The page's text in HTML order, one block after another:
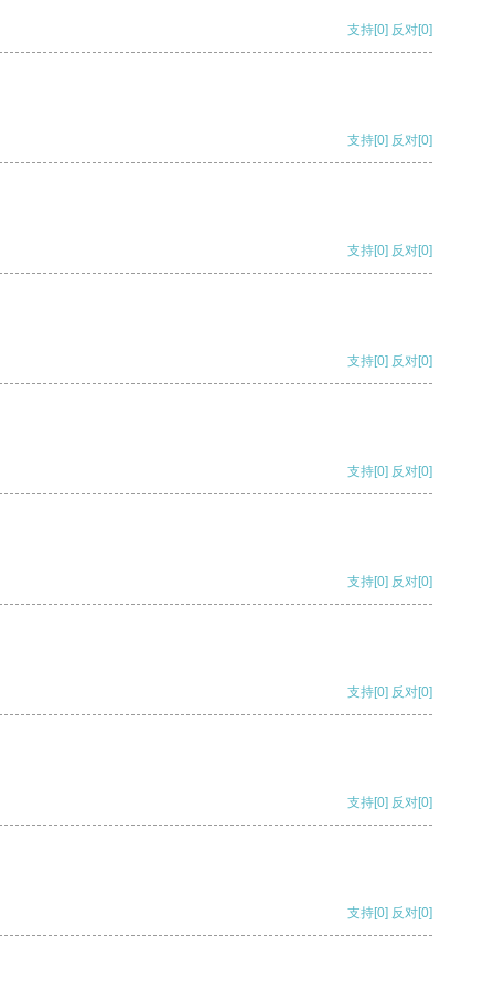
支持[0] 反对[0]
支持[0] 反对[0]
支持[0] 反对[0]
支持[0] 反对[0]
支持[0] 反对[0]
支持[0] 反对[0]
支持[0] 反对[0]
支持[0] 反对[0]
支持[0] 反对[0]